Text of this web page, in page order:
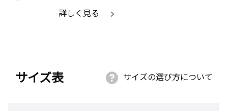
詳しく見る
サイズ表 サイズの選び方について